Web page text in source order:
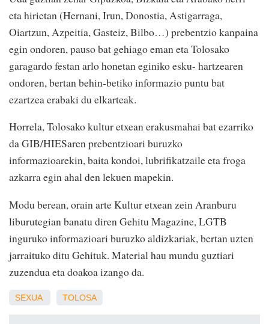
eta hirietan (Hernani, Irun, Donostia, Astigarraga,
Oiartzun, Azpeitia, Gasteiz, Bilbo…) prebentzio kanpaina
egin ondoren, pauso bat gehiago eman eta Tolosako
garagardo festan arlo honetan eginiko esku- hartzearen
ondoren, bertan behin-betiko informazio puntu bat
ezartzea erabaki du elkarteak.
Horrela, Tolosako kultur etxean erakusmahai bat ezarriko
da GIB/HIESaren prebentzioari buruzko
informazioarekin, baita kondoi, lubrifikatzaile eta froga
azkarra egin ahal den lekuen mapekin.
Modu berean, orain arte Kultur etxean zein Aranburu
liburutegian banatu diren Gehitu Magazine, LGTB
inguruko informazioari buruzko aldizkariak, bertan uzten
jarraituko ditu Gehituk. Material hau mundu guztiari
zuzendua eta doakoa izango da.
SEXUA TOLOSA